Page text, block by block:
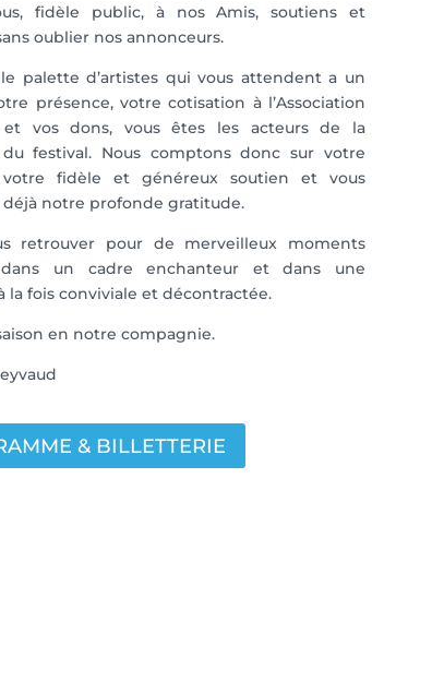
fidèle public, à nos Amis, soutiens et
oublier nos annonceurs.
palette d’artistes qui vous attendent a un
présence, votre cotisation à l’Association
vos dons, vous êtes les acteurs de la
festival. Nous comptons donc sur votre
votre fidèle et généreux soutien et vous
notre profonde gratitude.
retrouver pour de merveilleux moments
dans un cadre enchanteur et dans une
la fois conviviale et décontractée.
en notre compagnie.
& BILLETTERIE